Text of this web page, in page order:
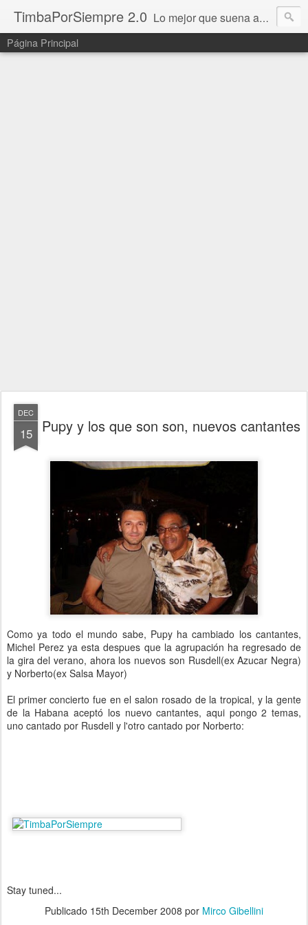
TimbaPorSiempre 2.0 Lo mejor que suena ahora!!!
Página Principal
DEC
15 Pupy y los que son son, nuevos cantantes
Como ya todo el mundo sabe, Pupy ha cambiado los cantantes,
Michel Perez ya esta despues que la agrupación ha regresado de
la gira del verano, ahora los nuevos son Rusdell(ex Azucar Negra)
y Norberto(ex Salsa Mayor)
El primer concierto fue en el salon rosado de la tropical, y la gente
de la Habana aceptó los nuevo cantantes, aqui pongo 2 temas,
uno cantado por Rusdell y l'otro cantado por Norberto:
Stay tuned...
Publicado 15th December 2008 por Mirco Gibellini